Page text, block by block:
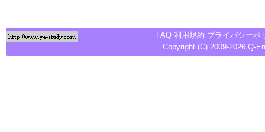
FAQ 利用規約 プライバシーポ
Copyright (C) 2009-2026 Q-